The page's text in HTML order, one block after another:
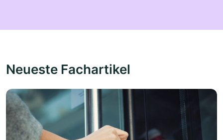
Neueste Fachartikel